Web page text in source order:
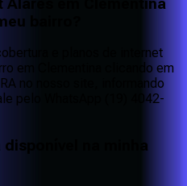
Alares em Clementina
bairro?
e planos de internet
em Clementina clicando em
no nosso site, informando
pelo WhatsApp (19) 4042-
na minha